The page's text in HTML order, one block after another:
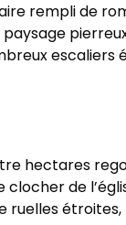
rempli de
escaliers
hectares
de
ruelles